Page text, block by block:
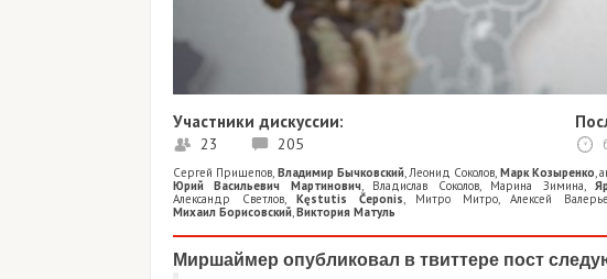
Участники дискуссии:
23 205
Сергей Прищепов, Владимир Бычковский,Леонид Соколов, Марк Козыренко,
Юрий Васильевич Мартинович, Владислав Соколов, Марина Зимина,
Александр Светлов, Kęstutis Čeponis, Митро Митро, Алексей
Михаил Борисовский,Виктория Матуль
Миршаймер опубликовал в твиттере пост